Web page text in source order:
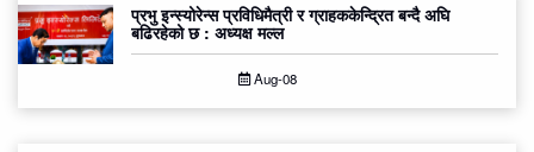
प्रभु इन्स्योरेन्स प्रविधिमैत्री र ग्राहककेन्द्रित बन्दै अघि
बढिरहेको छ : अध्यक्ष मल्ल
Aug-08